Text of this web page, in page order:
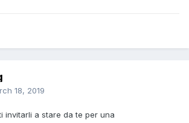
18, 2019
invitarli a stare da te per una